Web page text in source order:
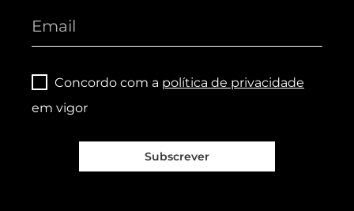
Concordo com a política de privacidade
em vigor
Subscrever